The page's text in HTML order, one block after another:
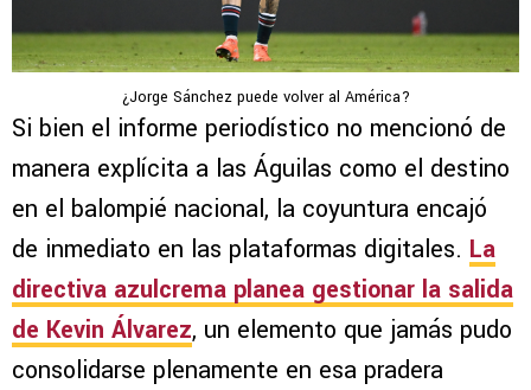
¿Jorge Sánchez puede volver al América?
Si bien el informe periodístico no mencionó de
manera explícita a las Águilas como el destino
en el balompié nacional, la coyuntura encajó
de inmediato en las plataformas digitales. La
directiva azulcrema planea gestionar la salida
de Kevin Álvarez, un elemento que jamás pudo
consolidarse plenamente en esa pradera